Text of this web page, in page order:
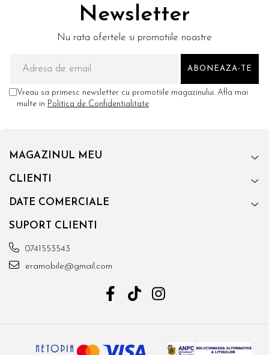
Newsletter
Nu rata ofertele si promotiile noastre
Vreau sa primesc newsletter cu promotiile magazinului. Afla mai
multe in Politica de Confidentialitate
MAGAZINUL MEU
CLIENTI
DATE COMERCIALE
SUPORT CLIENTI
0741553543
eramobile@gmail.com